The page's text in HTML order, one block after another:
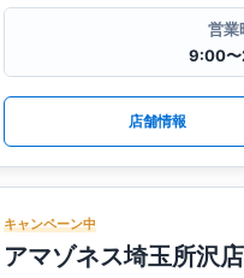
営業
9:00
店舗情報
キャンペーン中
アマゾネス埼玉所沢店